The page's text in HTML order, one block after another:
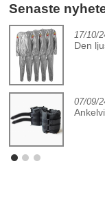
Senaste
17/10/
Den
07/09/